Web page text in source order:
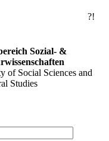
?!
Sozial- &
of Social Sciences and
Studies